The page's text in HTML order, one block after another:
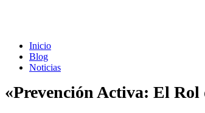
Inicio
Blog
Noticias
«Prevención Activa: El